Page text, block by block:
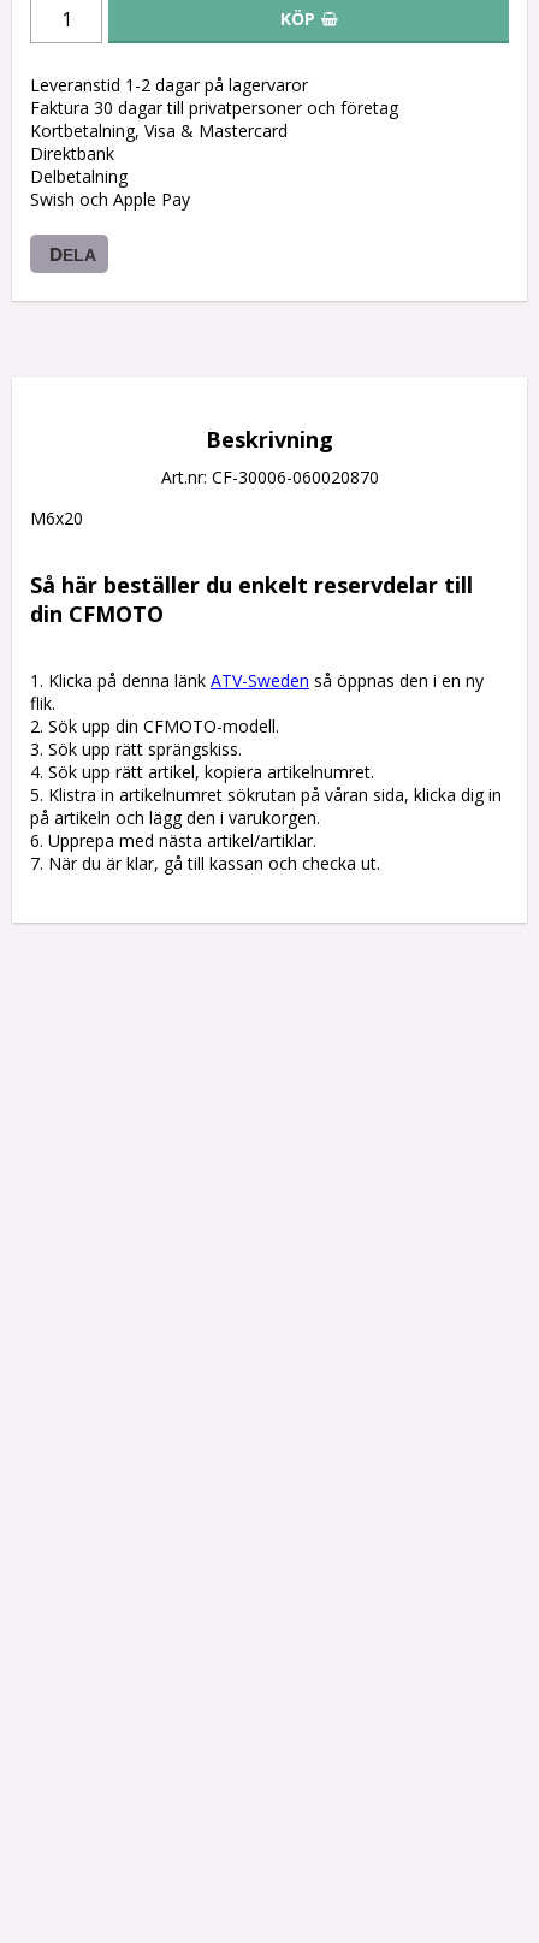
KÖP
Leveranstid 1-2 dagar på lagervaror
Faktura 30 dagar till privatpersoner och företag
Kortbetalning, Visa & Mastercard
Direktbank
Delbetalning
Swish och Apple Pay
DELA
Beskrivning
Art.nr: CF-30006-060020870
M6x20
Så här beställer du enkelt reservdelar till
din CFMOTO
1. Klicka på denna länk ATV-Sweden så öppnas den i en ny
flik.
2. Sök upp din CFMOTO-modell.
3. Sök upp rätt sprängskiss.
4. Sök upp rätt artikel, kopiera artikelnumret.
5. Klistra in artikelnumret sökrutan på våran sida, klicka dig in
på artikeln och lägg den i varukorgen.
6. Upprepa med nästa artikel/artiklar.
7. När du är klar, gå till kassan och checka ut.